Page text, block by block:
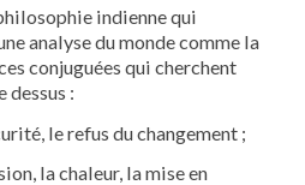
philosophie indienne qui
analyse du monde comme la
conjuguées qui cherchent
dessus :
le refus du changement ;
la chaleur, la mise en